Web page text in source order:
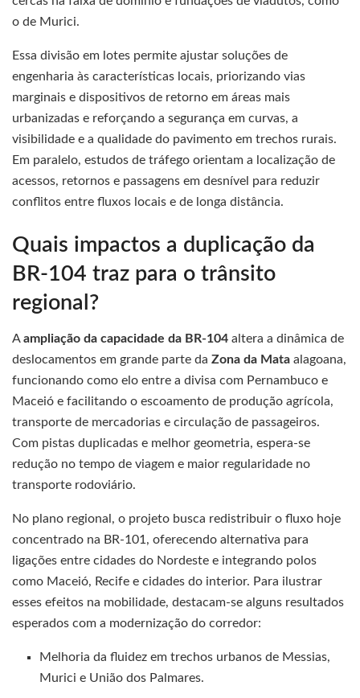
o de Murici.
Essa divisão em lotes permite ajustar soluções de
engenharia às características locais, priorizando vias
marginais e dispositivos de retorno em áreas mais
urbanizadas e reforçando a segurança em curvas, a
visibilidade e a qualidade do pavimento em trechos rurais.
Em paralelo, estudos de tráfego orientam a localização de
acessos, retornos e passagens em desnível para reduzir
conflitos entre fluxos locais e de longa distância.
Quais impactos a duplicação da
BR-104 traz para o trânsito
regional?
Aampliação da capacidade da BR-104 altera a dinâmica de
deslocamentos em grande parte da Zona da Mata alagoana,
funcionando como elo entre a divisa com Pernambuco e
Maceió e facilitando o escoamento de produção agrícola,
transporte de mercadorias e circulação de passageiros.
Com pistas duplicadas e melhor geometria, espera-se
redução no tempo de viagem e maior regularidade no
transporte rodoviário.
No plano regional, o projeto busca redistribuir o fluxo hoje
concentrado na BR-101, oferecendo alternativa para
ligações entre cidades do Nordeste e integrando polos
como Maceió, Recife e cidades do interior. Para ilustrar
esses efeitos na mobilidade, destacam-se alguns resultados
esperados com a modernização do corredor:
Melhoria da fluidez em trechos urbanos de Messias,
Murici e União dos Palmares.